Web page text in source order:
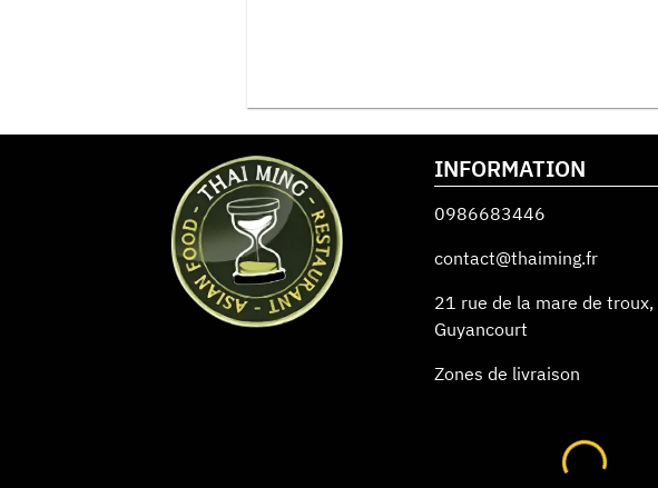
INFORMATION
0986683446
contact@thaiming.fr
21 rue de la mare de troux,
Guyancourt
Zones de livraison